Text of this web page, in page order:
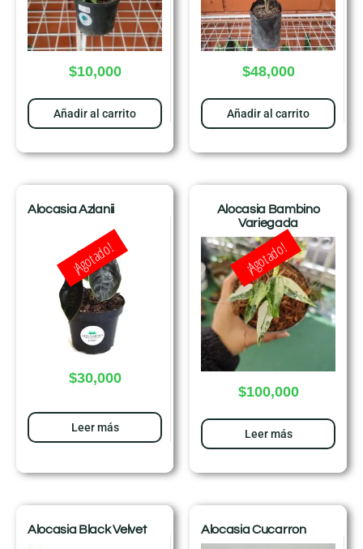
$10,000
Añadir al carrito
$48,000
Añadir al carrito
Alocasia Azlanii
$30,000
Leer más
¡Agotado!
Alocasia Bambino
Variegada
$100,000
Leer más
¡Agotado!
Alocasia Black Velvet Alocasia Cucarron